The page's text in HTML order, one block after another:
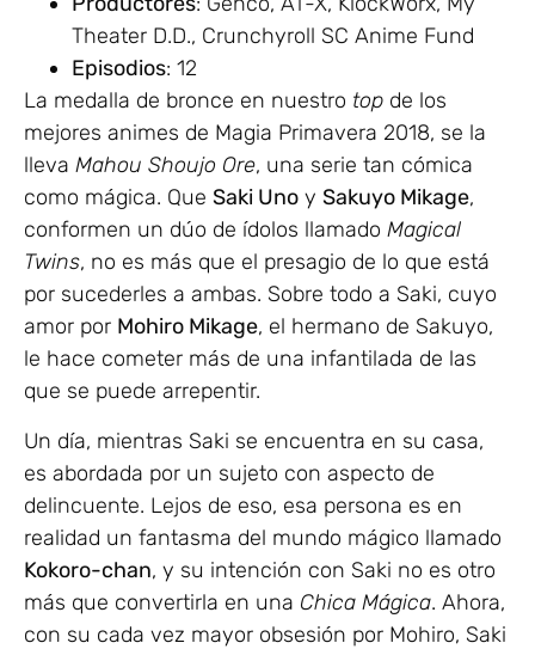
Theater D.D., Crunchyroll SC Anime Fund
Episodios: 12
La medalla de bronce en nuestro top de los
mejores animes de Magia Primavera 2018, se la
lleva Mahou Shoujo Ore, una serie tan cómica
como mágica. Que Saki Uno y Sakuyo Mikage,
conformen un dúo de ídolos llamado Magical
Twins, no es más que el presagio de lo que está
por sucederles a ambas. Sobre todo a Saki, cuyo
amor por Mohiro Mikage, el hermano de Sakuyo,
le hace cometer más de una infantilada de las
que se puede arrepentir.
Un día, mientras Saki se encuentra en su casa,
es abordada por un sujeto con aspecto de
delincuente. Lejos de eso, esa persona es en
realidad un fantasma del mundo mágico llamado
Kokoro-chan, y su intención con Saki no es otro
más que convertirla en una Chica Mágica. Ahora,
con su cada vez mayor obsesión por Mohiro, Saki